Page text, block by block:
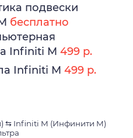
подвески
бесплатно
Infiniti M 499 р.
Infiniti M 499 р.
⇆ Infiniti M (Инфинити M)